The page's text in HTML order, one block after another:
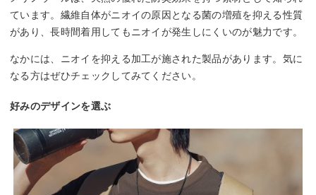
ています。繊維自体がニオイの原因となる菌の増殖を抑える性質
があり、長時間着用してもニオイが発生しにくいのが魅力です。
なかには、ニオイを抑える加工が施された製品があります。気に
なる方はぜひチェックしてみてください。
好みのデザインを選ぶ